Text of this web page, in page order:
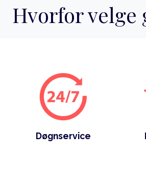
Hvorfor velge
Døgnservice